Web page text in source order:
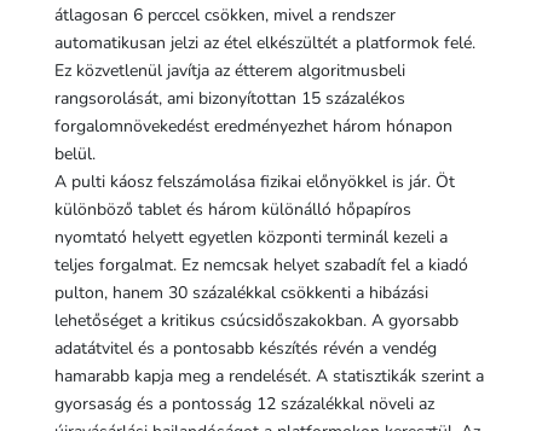
átlagosan 6 perccel csökken, mivel a rendszer
automatikusan jelzi az étel elkészültét a platformok felé.
Ez közvetlenül javítja az étterem algoritmusbeli
rangsorolását, ami bizonyítottan 15 százalékos
forgalomnövekedést eredményezhet három hónapon
belül.
A pulti káosz felszámolása fizikai előnyökkel is jár. Öt
különböző tablet és három különálló hőpapíros
nyomtató helyett egyetlen központi terminál kezeli a
teljes forgalmat. Ez nemcsak helyet szabadít fel a kiadó
pulton, hanem 30 százalékkal csökkenti a hibázási
lehetőséget a kritikus csúcsidőszakokban. A gyorsabb
adatátvitel és a pontosabb készítés révén a vendég
hamarabb kapja meg a rendelését. A statisztikák szerint a
gyorsaság és a pontosság 12 százalékkal növeli az